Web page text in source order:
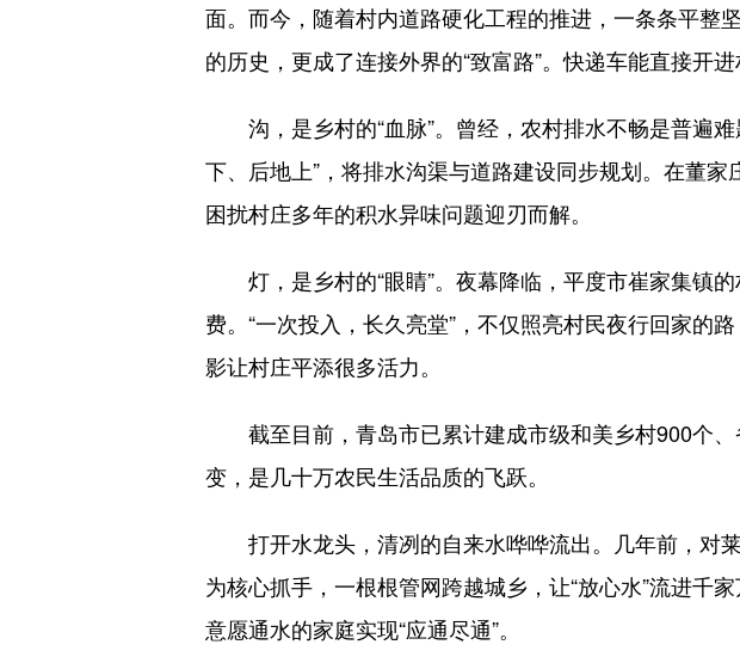
面。而今，随着村内道路硬化工程的推进，一条条平整
的历史，更成了连接外界的“致富路”。快递车能直接开
沟，是乡村的“血脉”。曾经，农村排水不畅是普遍
下、后地上”，将排水沟渠与道路建设同步规划。在董
困扰村庄多年的积水异味问题迎刃而解。
灯，是乡村的“眼睛”。夜幕降临，平度市崔家集镇
费。“一次投入，长久亮堂”，不仅照亮村民夜行回家的
影让村庄平添很多活力。
截至目前，青岛市已累计建成市级和美乡村900个、
变，是几十万农民生活品质的飞跃。
打开水龙头，清冽的自来水哗哗流出。几年前，对
为核心抓手，一根根管网跨越城乡，让“放心水”流进千
意愿通水的家庭实现“应通尽通”。